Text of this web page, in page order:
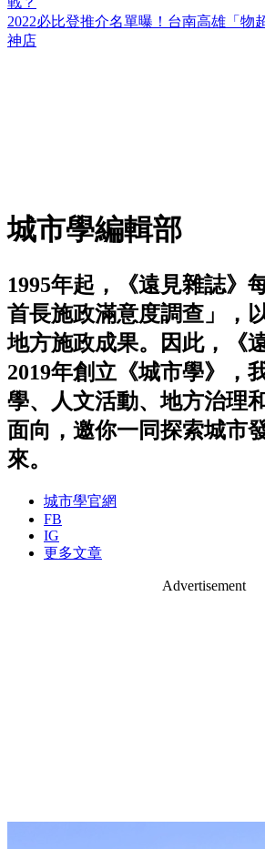
2022必比登推介名單曝！台南高雄「物
神店
城市學編輯部
1995年起，《遠見雜誌》
首長施政滿意度調查」，
地方施政成果。因此，《
2019年創立《城市學》，
學、人文活動、地方治理
面向，邀你一同探索城市
來。
城市學官網
FB
IG
更多文章
Advertisement